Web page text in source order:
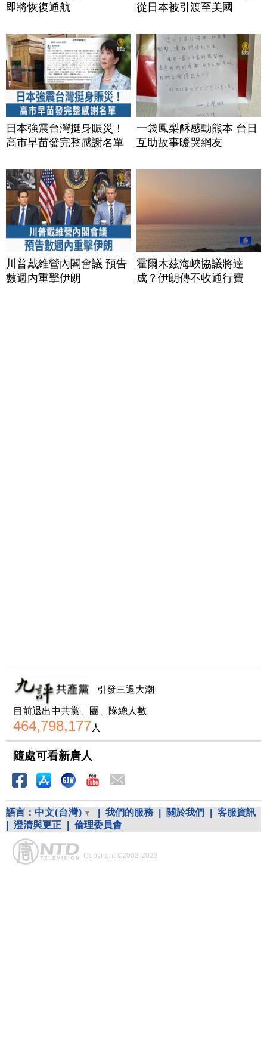
即將恢復通航
從日本被引渡至美國
日本強震台灣挺身賑災！
高市早苗發完整感謝名單
一袋鳳梨酥感動熊本 台日
互助故事暖哭網友
川普戴維營內閣會議 預告
數週內重擊伊朗
霍爾木茲海峽協議將達
成？伊朗傳不收通行費
引發三退大潮
目前退出中共黨、團、隊總人數
464,798,177人
隨處可看新唐人
語言： 中文(台灣) 我們的服務 關於我們
客服資訊
澄清與更正 倫理委員會
Copyright ©2002-2023